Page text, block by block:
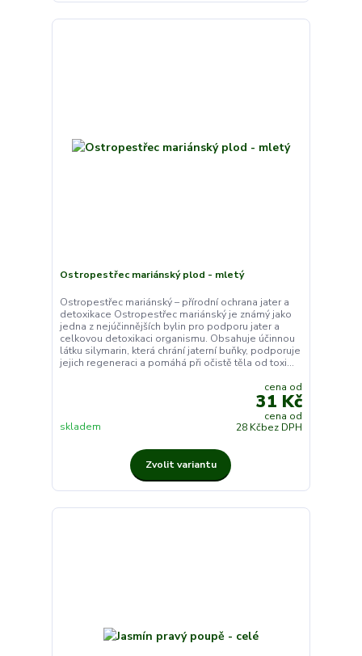
Ostropestřec mariánský plod - mletý
Ostropestřec mariánský – přírodní ochrana jater a
detoxikace Ostropestřec mariánský je známý jako
jedna z nejúčinnějších bylin pro podporu jater a
celkovou detoxikaci organismu. Obsahuje účinnou
látku silymarin, která chrání jaterní buňky, podporuje
jejich regeneraci a pomáhá při očistě těla od toxi...
cena od
31 Kč
cena od
28 Kčbez DPH
skladem
Zvolit variantu